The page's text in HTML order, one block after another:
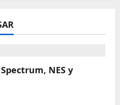
NES y